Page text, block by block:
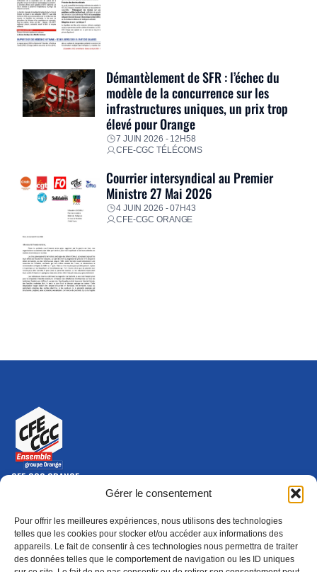
Gérer le consentement
Pour offrir les meilleures expériences, nous utilisons des technologies
telles que les cookies pour stocker et/ou accéder aux informations des
appareils. Le fait de consentir à ces technologies nous permettra de traiter
des données telles que le comportement de navigation ou les ID uniques
Démantèlement de SFR : l’échec du
modèle de la concurrence sur les
infrastructures uniques, un prix trop
élevé pour Orange
7 JUIN 2026 - 12H58
CFE-CGC TÉLÉCOMS
Courrier intersyndical au Premier
Ministre 27 Mai 2026
4 JUIN 2026 - 07H43
CFE-CGC ORANGE
CFE-CGC ORANGE
10-12 rue Saint Amand, 75015 Paris Cedex 15
Nous contacter
01 46 79 28 74
S'ABONNER(NOUVELLE FENÊTRE)
ADHÉRER